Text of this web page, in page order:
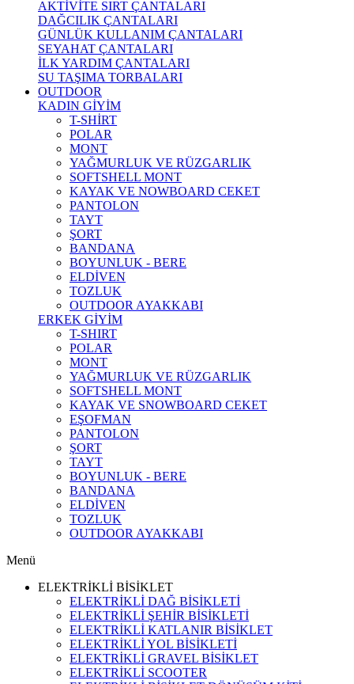
AKTİVİTE SIRT ÇANTALARI
DAĞCILIK ÇANTALARI
GÜNLÜK KULLANIM ÇANTALARI
SEYAHAT ÇANTALARI
İLK YARDIM ÇANTALARI
SU TAŞIMA TORBALARI
OUTDOOR
KADIN GİYİM
T-SHİRT
POLAR
MONT
YAĞMURLUK VE RÜZGARLIK
SOFTSHELL MONT
KAYAK VE NOWBOARD CEKET
PANTOLON
TAYT
ŞORT
BANDANA
BOYUNLUK - BERE
ELDİVEN
TOZLUK
OUTDOOR AYAKKABI
ERKEK GİYİM
T-SHIRT
POLAR
MONT
YAĞMURLUK VE RÜZGARLIK
SOFTSHELL MONT
KAYAK VE SNOWBOARD CEKET
EŞOFMAN
PANTOLON
ŞORT
TAYT
BOYUNLUK - BERE
BANDANA
ELDİVEN
TOZLUK
OUTDOOR AYAKKABI
Menü
ELEKTRİKLİ BİSİKLET
ELEKTRİKLİ DAĞ BİSİKLETİ
ELEKTRİKLİ ŞEHİR BİSİKLETİ
ELEKTRİKLİ KATLANIR BİSİKLET
ELEKTRİKLİ YOL BİSİKLETİ
ELEKTRİKLİ GRAVEL BİSİKLET
ELEKTRİKLİ SCOOTER